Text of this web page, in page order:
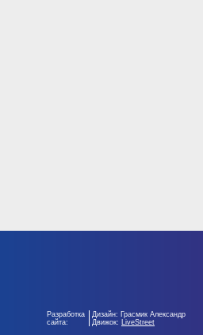
Разработка
сайта:
Дизайн: Грасмик Александр
Движок: LiveStreet